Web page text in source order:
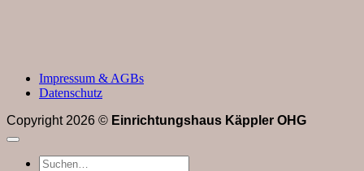
Impressum & AGBs
Datenschutz
Copyright 2026 © Einrichtungshaus Käppler OHG
Suchen